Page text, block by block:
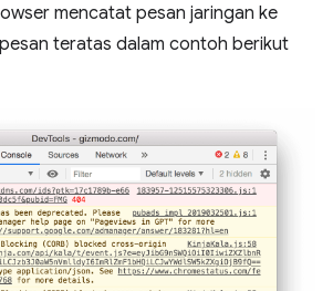
mencatat pesan jaringan ke
teratas dalam contoh berikut